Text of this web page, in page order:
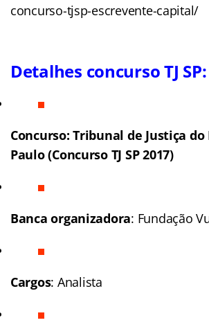
concurso-tjsp-escrevente-capital/
Detalhes concurso TJ SP:
Concurso: Tribunal de Justiça do
Paulo (Concurso TJ SP 2017)
Banca organizadora: Fundação
Cargos: Analista